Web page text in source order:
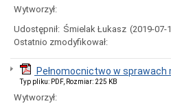
stanie
Gminy
Damnica
rozwoju
gminy
Ochrona
Danych
Wytworzył:
Udostępnił: Śmielak Łukasz (2019-07-
Ostatnio zmodyfikował:
Pełnomocnictwo w sprawach
Typ pliku: PDF, Rozmiar: 225 KB
Wytworzył: